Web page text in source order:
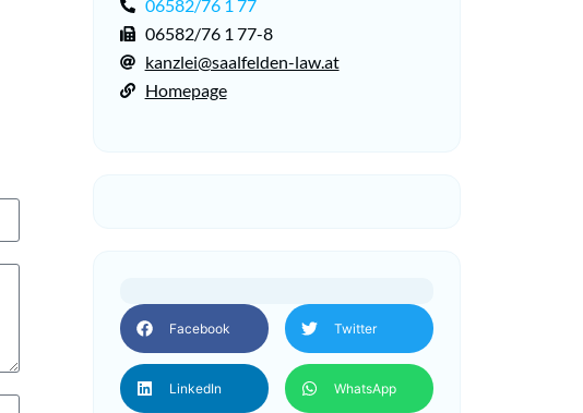
06582/76 1 77
06582/76 1 77-8
kanzlei@saalfelden-law.at
Homepage
Facebook Twitter
LinkedIn WhatsApp